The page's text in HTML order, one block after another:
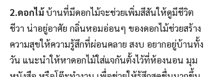
2.ดอกไม้บ้านที่มีดอกไม้จะช่วยเพิ่มสีสันให้ดูมีชีวิต
ชีวา น่าอยู่อาศัย กลิ่นหอมอ่อนๆ ของดอกไม้ช่วยสร้าง
ความสุขให้ความรู้สึกที่ผ่อนคลาย สงบ อยากอยู่บ้านทั้ง
วัน แนะนำให้หาดอกไม้ใส่แจกันตั้งไว้ที่ห้องนอน มุม